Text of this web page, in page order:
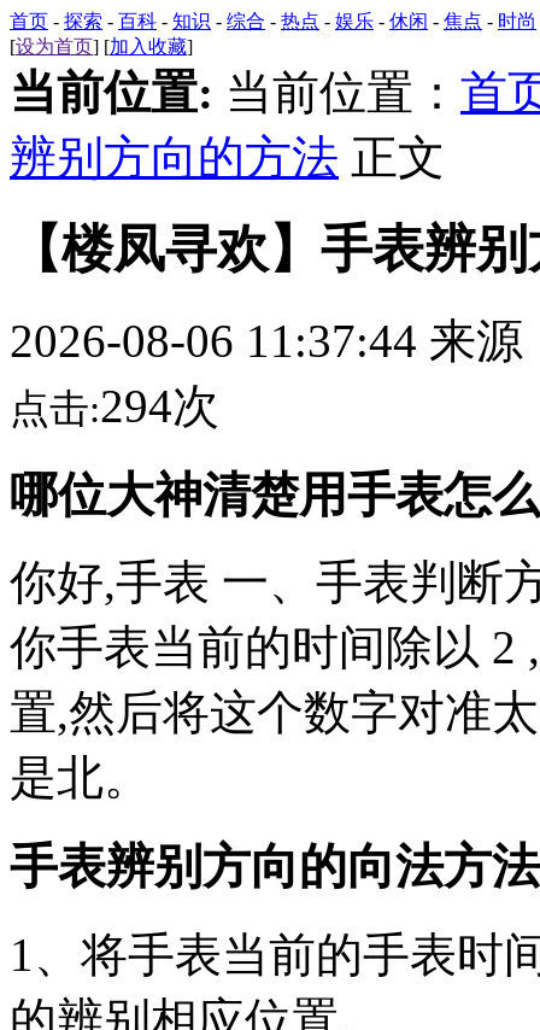
首页 - 探索 - 百科 - 知识 - 综合 - 热点 - 娱乐 - 休闲 - 焦点 - 时尚
[设为首页] [加入收藏]
当前位置: 当前位置： 首
辨别方向的方法 正文
【楼凤寻欢】手表辨
2026-08-06 11:37:44 来源
点击:294次
哪位大神清楚用手表怎
你好,手表 一、手表判断
你手表当前的时间除以 2
置,然后将这个数字对准
是北。
手表辨别方向的向法方
1、将手表当前的手表时
的辨别相应位置。